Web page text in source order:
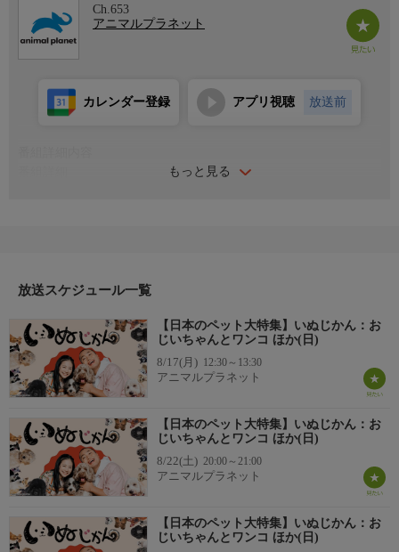
Ch.653
アニマルプラネット
もっと見る
カレンダー登録 アプリ視聴 放送前
放送スケジュール一覧
【日本のペット大特集】いぬじかん：お
じいちゃんとワンコ ほか(日)
8/17(月) 12:30～13:30
アニマルプラネット
【日本のペット大特集】いぬじかん：お
じいちゃんとワンコ ほか(日)
8/22(土) 20:00～21:00
アニマルプラネット
【日本のペット大特集】いぬじかん：お
じいちゃんとワンコ ほか(日)